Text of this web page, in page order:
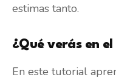
estimas tanto.
¿Qué verás en
En este tutorial